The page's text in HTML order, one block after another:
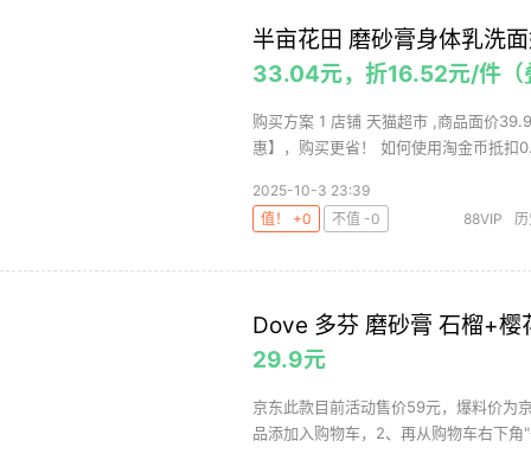
半亩花田 磨砂膏身体乳洗
33.04元，折16.52元/件（
购买方案 1 店铺 天猫超市 ,商品面价
惠】，购买更省！ 如何使用淘金币抵扣
2025-10-3 23:39
值！ +0
不值 -0 88VIP
Dove 多芬 磨砂膏 石榴+
29.9元
京东此款目前活动售价59元，爆料价为
品添加入购物车，2、再从购物车右下